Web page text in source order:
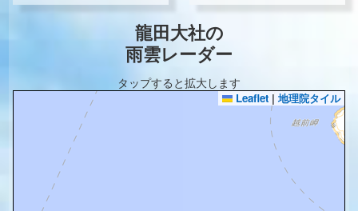
龍田大社の
雨雲レーダー
タップすると拡大します
Leaflet | 地理院タイル